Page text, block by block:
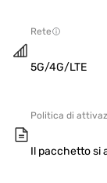
Rete
5G/4G/LTE
Politica di
Il pacchetto si